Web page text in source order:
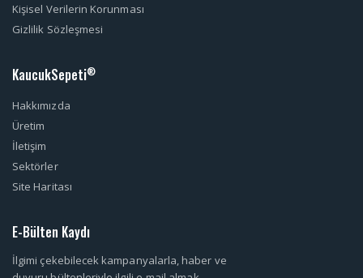
Kişisel Verilerin Korunması
Gizlilik Sözleşmesi
KaucukSepeti®
Hakkımızda
Üretim
İletişim
Sektörler
Site Haritası
E-Bülten Kaydı
İlgimi çekebilecek kampanyalarla, haber ve